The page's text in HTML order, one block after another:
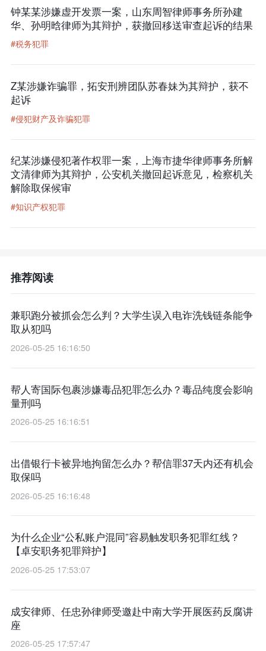
钟某某涉嫌虚开发票一案，山东周智律师事务所孙建
华、孙明晗律师为其辩护，获撤回移送审查起诉的结果
#税务犯罪
Z某涉嫌诈骗罪，拓安刑辨团队苏春妹为其辩护，获不
起诉
#侵犯财产及诈骗犯罪
纪某涉嫌侵犯著作权罪一案，上海市捷华律师事务所解
文清律师为其辩护，公安机关撤回起诉意见，检察机关
解除取保候审
#知识产权犯罪
推荐阅读
兼职跑分被抓会怎么判？大学生误入电诈洗钱链条能争
取从犯吗
2026-05-25 16:16:50
帮人寄国际包裹涉嫌毒品犯罪怎么办？毒品纯度会影响
量刑吗
2026-05-25 16:16:51
出借银行卡被异地拘留怎么办？帮信罪37天内还有机会
取保吗
2026-05-25 16:16:48
为什么企业“公私账户混同”容易触发职务犯罪红线？
【卓安职务犯罪辩护】
2026-05-25 17:53:07
成安律师、任忠孙律师受邀赴中南大学开展医药反腐讲
座
2026-05-25 17:57:47